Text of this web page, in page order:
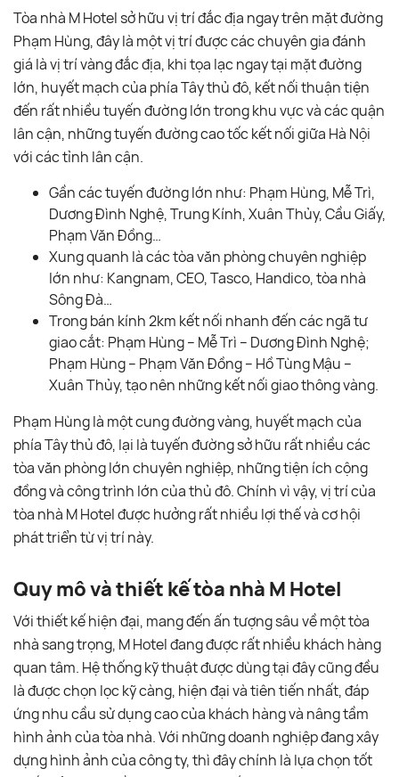
Tòa nhà M Hotel sở hữu vị trí đắc địa ngay trên mặt đường
Phạm Hùng, đây là một vị trí được các chuyên gia đánh
giá là vị trí vàng đắc địa, khi tọa lạc ngay tại mặt đường
lớn, huyết mạch của phía Tây thủ đô, kết nối thuận tiện
đến rất nhiều tuyến đường lớn trong khu vực và các quận
lân cận, những tuyến đường cao tốc kết nối giữa Hà Nội
với các tỉnh lân cận.
Gần các tuyến đường lớn như: Phạm Hùng, Mễ Trì,
Dương Đình Nghệ, Trung Kính, Xuân Thủy, Cầu Giấy,
Phạm Văn Đồng…
Xung quanh là các tòa văn phòng chuyên nghiệp
lớn như: Kangnam, CEO, Tasco, Handico, tòa nhà
Sông Đà…
Trong bán kính 2km kết nối nhanh đến các ngã tư
giao cắt: Phạm Hùng – Mễ Trì – Dương Đình Nghệ;
Phạm Hùng – Phạm Văn Đồng – Hồ Tùng Mậu –
Xuân Thủy, tạo nên những kết nối giao thông vàng.
Phạm Hùng là một cung đường vàng, huyết mạch của
phía Tây thủ đô, lại là tuyến đường sở hữu rất nhiều các
tòa văn phòng lớn chuyên nghiệp, những tiện ích cộng
đồng và công trình lớn của thủ đô. Chính vì vậy, vị trí của
tòa nhà M Hotel được hưởng rất nhiều lợi thế và cơ hội
phát triển từ vị trí này.
Quy mô và thiết kế tòa nhà M Hotel
Với thiết kế hiện đại, mang đến ấn tượng sâu về một tòa
nhà sang trọng, M Hotel đang được rất nhiều khách hàng
quan tâm. Hệ thống kỹ thuật được dùng tại đây cũng đều
là được chọn lọc kỹ càng, hiện đại và tiên tiến nhất, đáp
ứng nhu cầu sử dụng cao của khách hàng và nâng tầm
hình ảnh của tòa nhà. Với những doanh nghiệp đang xây
dựng hình ảnh của công ty, thì đây chính là lựa chọn tốt